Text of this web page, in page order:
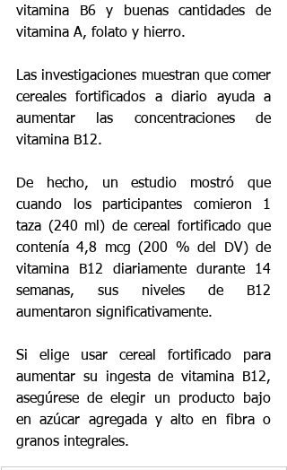
vitamina B6 y buenas cantidades de
vitamina A, folato y hierro.
Las investigaciones muestran que comer
cereales fortificados a diario ayuda a
aumentar las concentraciones de
vitamina B12.
De hecho, un estudio mostró que
cuando los participantes comieron 1
taza (240 ml) de cereal fortificado que
contenía 4,8 mcg (200 % del DV) de
vitamina B12 diariamente durante 14
semanas, sus niveles de B12
aumentaron significativamente.
Si elige usar cereal fortificado para
aumentar su ingesta de vitamina B12,
asegúrese de elegir un producto bajo
en azúcar agregada y alto en fibra o
granos integrales.